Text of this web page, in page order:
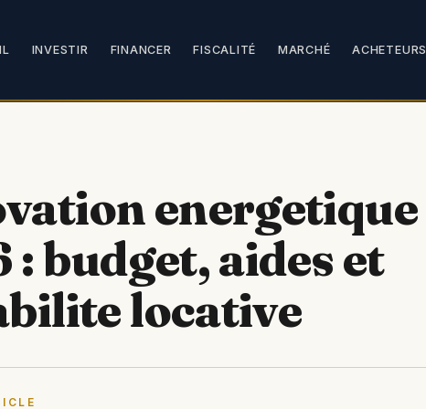
INVESTIR FINANCER FISCALITÉ MARCHÉ ACHETEURS
energetique
budget, aides et
locative